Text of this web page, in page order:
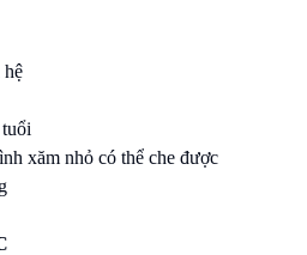
xăm nhỏ có thể che được